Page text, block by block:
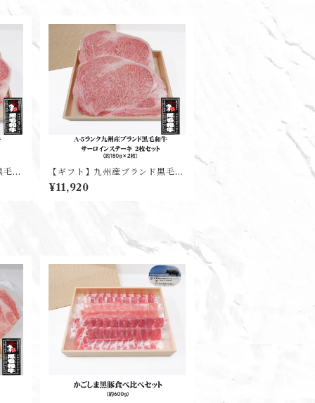
毛和
【ギフト】九州産ブランド黒毛和
牛サーロインステーキ(2枚入り)
¥11,920